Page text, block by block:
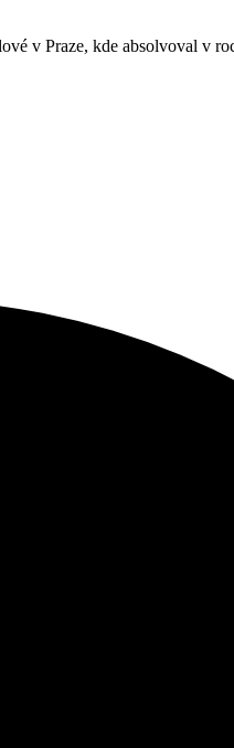
v Praze, kde absolvoval v